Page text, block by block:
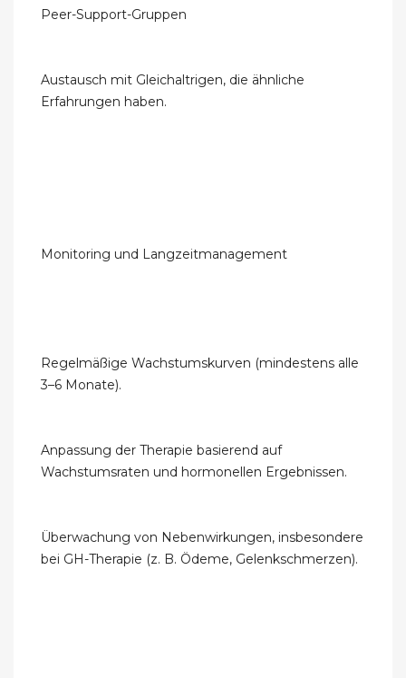
Peer-Support-Gruppen
Austausch mit Gleichaltrigen, die ähnliche
Erfahrungen haben.
Monitoring und Langzeitmanagement
Regelmäßige Wachstumskurven (mindestens alle
3–6 Monate).
Anpassung der Therapie basierend auf
Wachstumsraten und hormonellen Ergebnissen.
Überwachung von Nebenwirkungen, insbesondere
bei GH-Therapie (z. B. Ödeme, Gelenkschmerzen).